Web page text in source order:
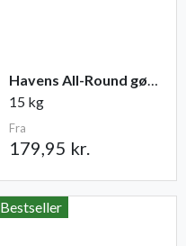
Havens All-Round gødning NPK 12-2-10
15 kg
Fra
179,95 kr.
Bestseller